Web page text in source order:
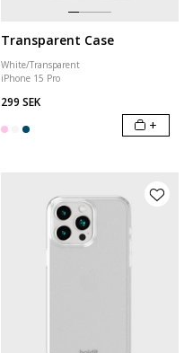
Transparent Case
White/Transparent
iPhone 15 Pro
299 SEK
+